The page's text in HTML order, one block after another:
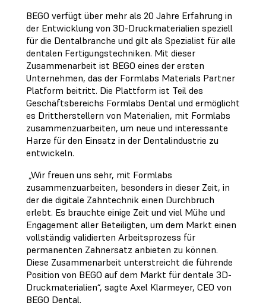
BEGO verfügt über mehr als 20 Jahre Erfahrung in
der Entwicklung von 3D-Druckmaterialien speziell
für die Dentalbranche und gilt als Spezialist für alle
dentalen Fertigungstechniken. Mit dieser
Zusammenarbeit ist BEGO eines der ersten
Unternehmen, das der Formlabs Materials Partner
Platform beitritt. Die Plattform ist Teil des
Geschäftsbereichs Formlabs Dental und ermöglicht
es Drittherstellern von Materialien, mit Formlabs
zusammenzuarbeiten, um neue und interessante
Harze für den Einsatz in der Dentalindustrie zu
entwickeln.
„Wir freuen uns sehr, mit Formlabs
zusammenzuarbeiten, besonders in dieser Zeit, in
der die digitale Zahntechnik einen Durchbruch
erlebt. Es brauchte einige Zeit und viel Mühe und
Engagement aller Beteiligten, um dem Markt einen
vollständig validierten Arbeitsprozess für
permanenten Zahnersatz anbieten zu können.
Diese Zusammenarbeit unterstreicht die führende
Position von BEGO auf dem Markt für dentale 3D-
Druckmaterialien“, sagte Axel Klarmeyer, CEO von
BEGO Dental.